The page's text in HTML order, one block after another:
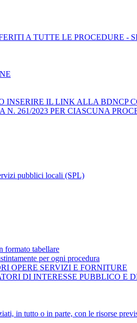
A TUTTE LE PROCEDURE -
INSERIRE IL LINK ALLA
261/2023 PER CIASCUNA
pubblici locali (SPL)
formato tabellare
per ogni procedura
OPERE SERVIZI E FORNITURE
DI INTERESSE PUBBLICO E
in tutto o in parte, con le risorse